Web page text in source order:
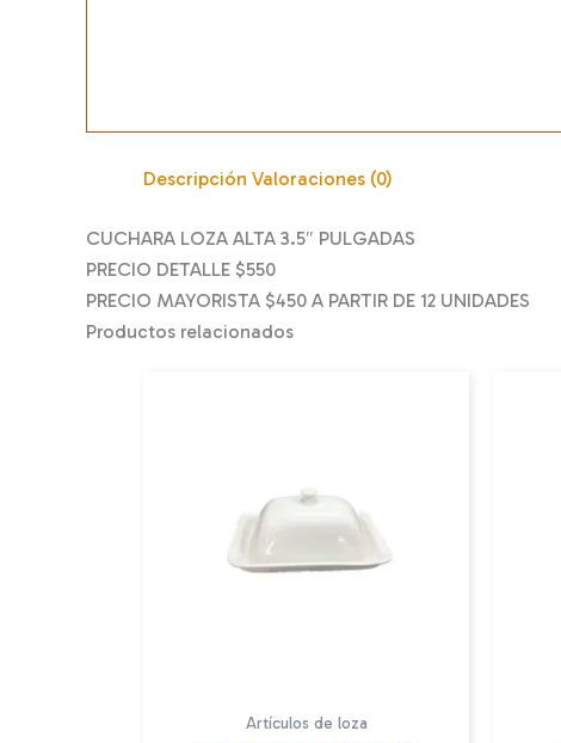
Descripción Valoraciones (0)
CUCHARA LOZA ALTA 3.5″ PULGADAS
PRECIO DETALLE $550
PRECIO MAYORISTA $450 A PARTIR DE 12 UNIDADES
Productos relacionados
Artículos de loza